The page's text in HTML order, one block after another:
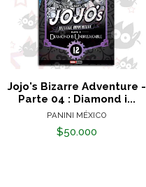
Jojo's Bizarre Adventure -
Parte 04 : Diamond i...
PANINI MÉXICO
$50.000